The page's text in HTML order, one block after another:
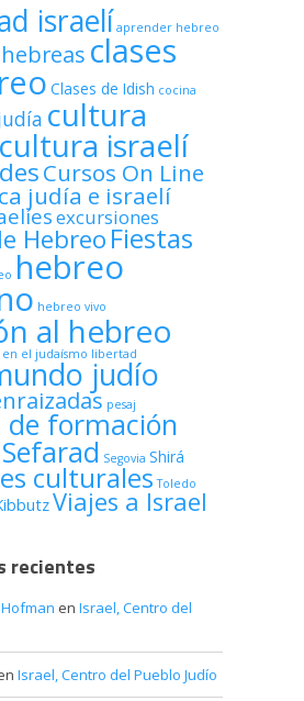
israelí aprender hebreo
clases
Clases de Idish cocina
cultura
israelí
Cursos On Line
judía e israelí
excursiones
HebreoFiestas
hebreo
hebreo vivo
al hebreo
el judaísmo libertad
judío
pesaj
de formación
Sefarad Segovia Shirá
culturales Toledo
Viajes a Israel
recientes
en Israel, Centro del
Israel, Centro del Pueblo Judío